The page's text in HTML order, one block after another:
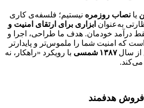
یا نصاب روزمره نیستیم؛ فلسفه‌ی کاری
به‌عنوان ابزاری برای ارتقای امنیت و
درآمد خودمان. هدف ما طراحی، اجرا و
که امنیت شما را ملموس‌تر و پایدارتر
سال ۱۳۸۷ شمسی
با رویکرد «راهکار، نه
هدفمند